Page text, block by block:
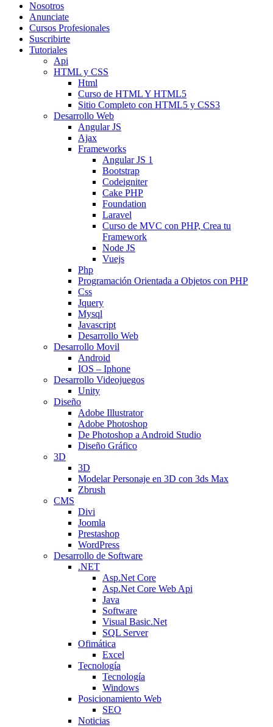
Nosotros
Anunciate
Cursos Profesionales
Suscribirte
Tutoriales
Api
HTML y CSS
Html
Curso de HTML Y HTML5
Sitio Completo con HTML5 y CSS3
Desarrollo Web
Angular JS
Ajax
Frameworks
Angular JS 1
Bootstrap
Codeigniter
Cake PHP
Foundation
Laravel
Curso de MVC con PHP, Crea tu
Framework
Node JS
Vuejs
Php
Programación Orientada a Objetos con PHP
Css
Jquery
Mysql
Javascript
Desarrollo Web
Desarrollo Movil
Android
IOS – Iphone
Desarrollo Videojuegos
Unity
Diseño
Adobe Illustrator
Adobe Photoshop
De Photoshop a Android Studio
Diseño Gráfico
3D
3D
Modelar Personaje en 3D con 3ds Max
Zbrush
CMS
Divi
Joomla
Prestashop
WordPress
Desarrollo de Software
.NET
Asp.Net Core
Asp.Net Core Web Api
Java
Software
Visual Basic.Net
SQL Server
Ofimática
Excel
Tecnología
Tecnología
Windows
Posicionamiento Web
SEO
Noticias